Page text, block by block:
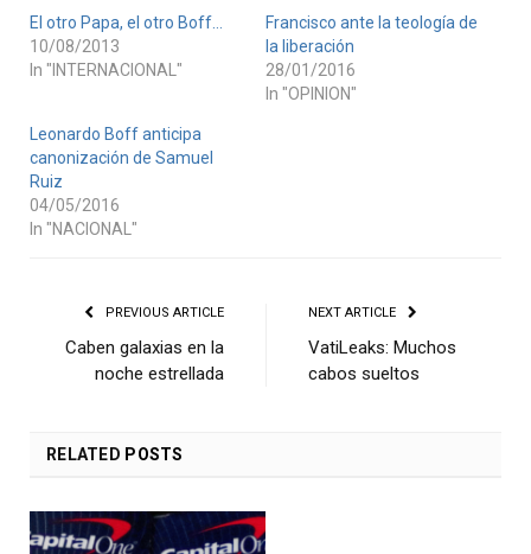
El otro Papa, el otro Boff…
10/08/2013
In "INTERNACIONAL"
Francisco ante la teología de
la liberación
28/01/2016
In "OPINION"
Leonardo Boff anticipa
canonización de Samuel
Ruiz
04/05/2016
In "NACIONAL"
PREVIOUS ARTICLE
Caben galaxias en la
noche estrellada
NEXT ARTICLE
VatiLeaks: Muchos
cabos sueltos
RELATED POSTS